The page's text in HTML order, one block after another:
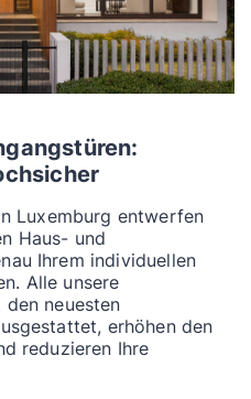
Luxemburg entwerfen
Haus- und
Ihrem individuellen
Alle unsere
neuesten
erhöhen den
reduzieren Ihre